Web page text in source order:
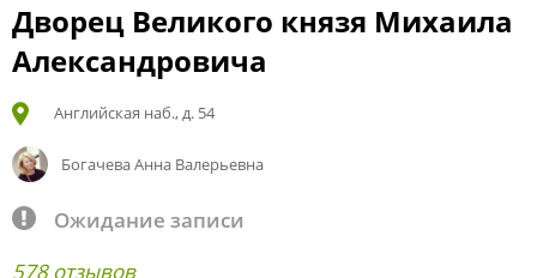
Дворец Великого князя Михаила
Александровича
Английская наб., д. 54
Богачева Анна Валерьевна
Ожидание записи
578 отзывов